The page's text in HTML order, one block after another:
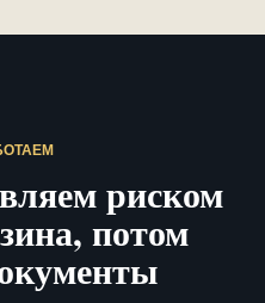
риском
потом